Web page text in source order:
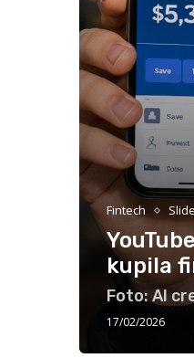
Fintech
kupila
Foto: AI
17/02/2026